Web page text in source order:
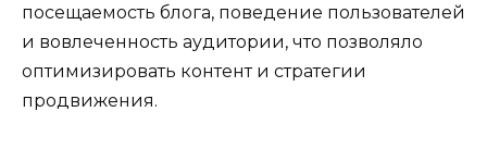
посещаемость блога, поведение пользователей
и вовлеченность аудитории, что позволяло
оптимизировать контент и стратегии
продвижения.